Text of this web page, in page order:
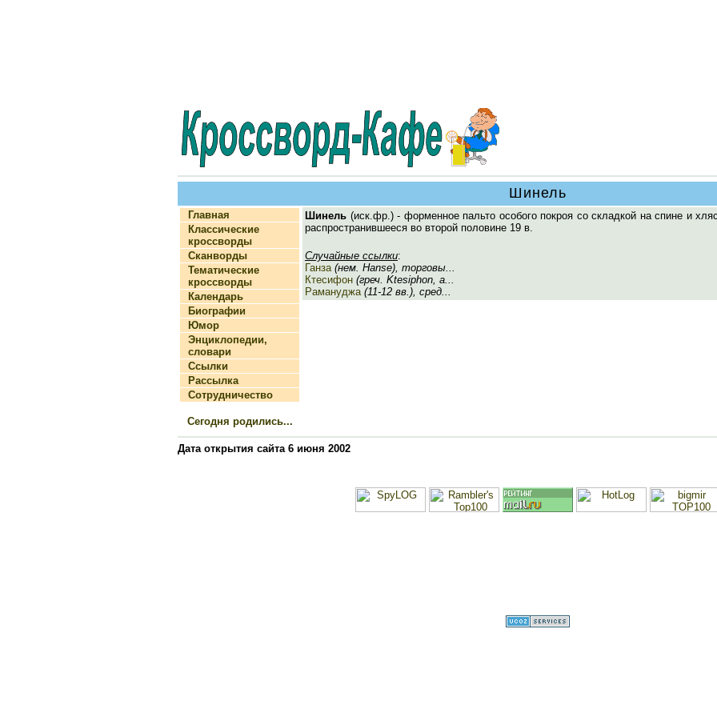
Шинель
Главная
Классические
кроссворды
Сканворды
Тематические
кроссворды
Календарь
Биографии
Юмор
Энциклопедии,
словари
Ссылки
Рассылка
Сотрудничество
Сегодня родились...
Шинель (иск.фр.) - форменное пальто особого покроя со складкой на спине и
распространившееся во второй половине 19 в.
Случайные ссылки:
Ганза(нем. Hanse), торговы...
Ктесифон (греч. Ktesiphon, а...
Рамануджа(11-12 вв.), сред...
Дата открытия сайта 6 июня 2002